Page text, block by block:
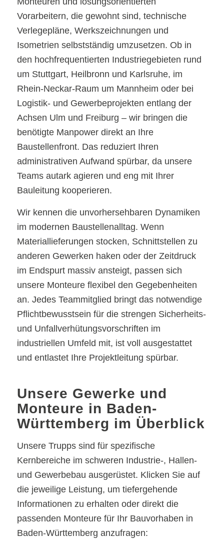
Vorarbeitern, die gewohnt sind, technische
Verlegepläne, Werkszeichnungen und
Isometrien selbstständig umzusetzen. Ob in
den hochfrequentierten Industriegebieten rund
um Stuttgart, Heilbronn und Karlsruhe, im
Rhein-Neckar-Raum um Mannheim oder bei
Logistik- und Gewerbeprojekten entlang der
Achsen Ulm und Freiburg – wir bringen die
benötigte Manpower direkt an Ihre
Baustellenfront. Das reduziert Ihren
administrativen Aufwand spürbar, da unsere
Teams autark agieren und eng mit Ihrer
Bauleitung kooperieren.
Wir kennen die unvorhersehbaren Dynamiken
im modernen Baustellenalltag. Wenn
Materiallieferungen stocken, Schnittstellen zu
anderen Gewerken haken oder der Zeitdruck
im Endspurt massiv ansteigt, passen sich
unsere Monteure flexibel den Gegebenheiten
an. Jedes Teammitglied bringt das notwendige
Pflichtbewusstsein für die strengen Sicherheits-
und Unfallverhütungsvorschriften im
industriellen Umfeld mit, ist voll ausgestattet
und entlastet Ihre Projektleitung spürbar.
Unsere Gewerke und
Monteure in Baden-
Württemberg im Überblick
Unsere Trupps sind für spezifische
Kernbereiche im schweren Industrie-, Hallen-
und Gewerbebau ausgerüstet. Klicken Sie auf
die jeweilige Leistung, um tiefergehende
Informationen zu erhalten oder direkt die
passenden Monteure für Ihr Bauvorhaben in
Baden-Württemberg anzufragen: